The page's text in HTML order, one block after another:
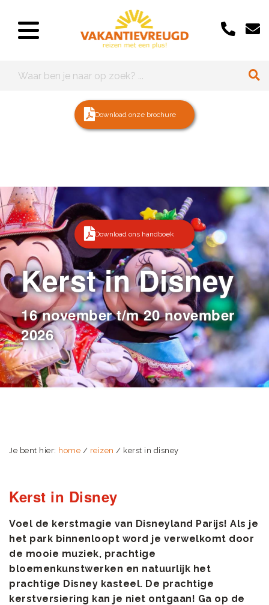
Download onze brochure
Download ons handboek
Kerst in Disney
16 november t/m 20 november
2026
Je bent hier: home / reizen / kerst in disney
Kerst in Disney
Voel de kerstmagie van Disneyland Parijs! Als je
het park binnenloopt word je verwelkomt door
de mooie muziek, prachtige
bloemenkunstwerken en natuurlijk het
prachtige Disney kasteel. De prachtige
kerstversiering kan je niet ontgaan! Ga op de